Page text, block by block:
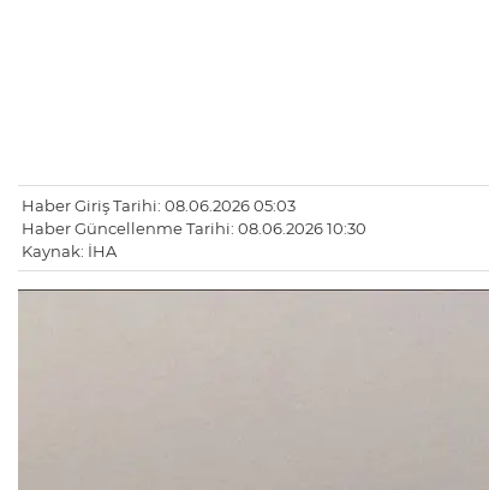
Haber Giriş Tarihi: 08.06.2026 05:03
Haber Güncellenme Tarihi: 08.06.2026 10:30
Kaynak: İHA